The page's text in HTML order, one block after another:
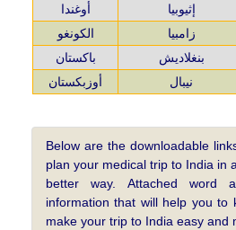
إثيوبيا
أوغندا
زامبيا
الكونغو
بنغلاديش
باكستان
نيبال أوزبكستان
Below are the downloadable
plan your medical trip to India in
better way. Attached word
information that will help you to
make your trip to India easy and